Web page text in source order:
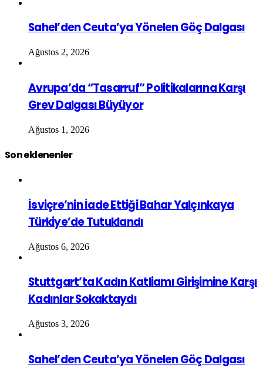
Sahel’den Ceuta’ya Yönelen Göç Dalgası
Ağustos 2, 2026
Avrupa’da “Tasarruf” Politikalarına Karşı
Grev Dalgası Büyüyor
Ağustos 1, 2026
Son eklenenler
İsviçre’nin İade Ettiği Bahar Yalçınkaya
Türkiye’de Tutuklandı
Ağustos 6, 2026
Stuttgart’ta Kadın Katliamı Girişimine Karşı
Kadınlar Sokaktaydı
Ağustos 3, 2026
Sahel’den Ceuta’ya Yönelen Göç Dalgası